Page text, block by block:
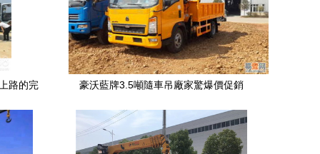
路的完
豪沃藍牌3.5噸隨車吊廠家驚爆價促銷